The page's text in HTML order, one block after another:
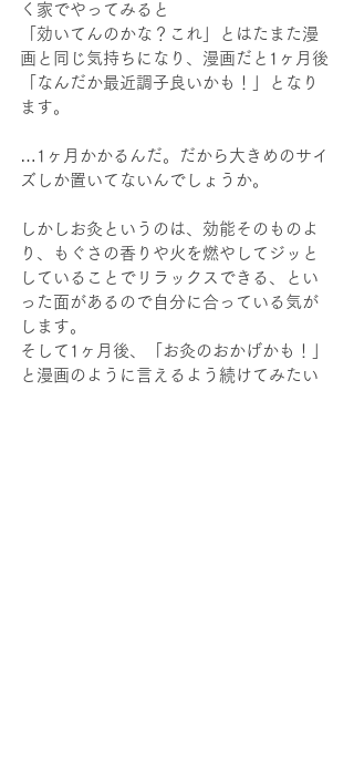
く家でやってみると
「効いてんのかな？これ」とはたまた漫
画と同じ気持ちになり、漫画だと1ヶ月後
「なんだか最近調子良いかも！」となり
ます。
…1ヶ月かかるんだ。だから大きめのサイ
ズしか置いてないんでしょうか。
しかしお灸というのは、効能そのものよ
り、もぐさの香りや火を燃やしてジッと
していることでリラックスできる、とい
った面があるので自分に合っている気が
します。
そして1ヶ月後、「お灸のおかげかも！」
と漫画のように言えるよう続けてみたい